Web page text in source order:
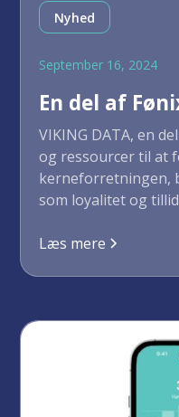
Nyhed
September 16, 2024
En del af
VIKING DATA, en
og ressourcer til at
kerneforretningen,
som loyalitet og
Læs mere